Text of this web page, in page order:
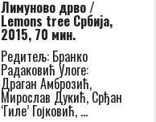
Лимуново дрво /
Lemons tree Србија,
2015, 70 мин.
Редитељ: Бранко
Радаковић Улоге:
Драган Амброзић,
Мирослав Дукић, Срђан
‘Гиле’ Гојковић, …